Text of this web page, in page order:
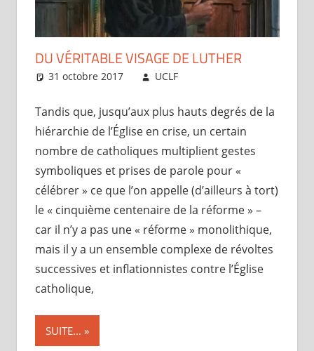
DU VÉRITABLE VISAGE DE LUTHER
31 octobre 2017 UCLF
Tandis que, jusqu’aux plus hauts degrés de la
hiérarchie de l’Église en crise, un certain
nombre de catholiques multiplient gestes
symboliques et prises de parole pour «
célébrer » ce que l’on appelle (d’ailleurs à tort)
le « cinquième centenaire de la réforme » –
car il n’y a pas une « réforme » monolithique,
mais il y a un ensemble complexe de révoltes
successives et inflationnistes contre l’Église
catholique,
SUITE...